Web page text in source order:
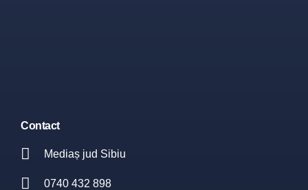
Contact
Mediaș jud Sibiu
0740 432 898